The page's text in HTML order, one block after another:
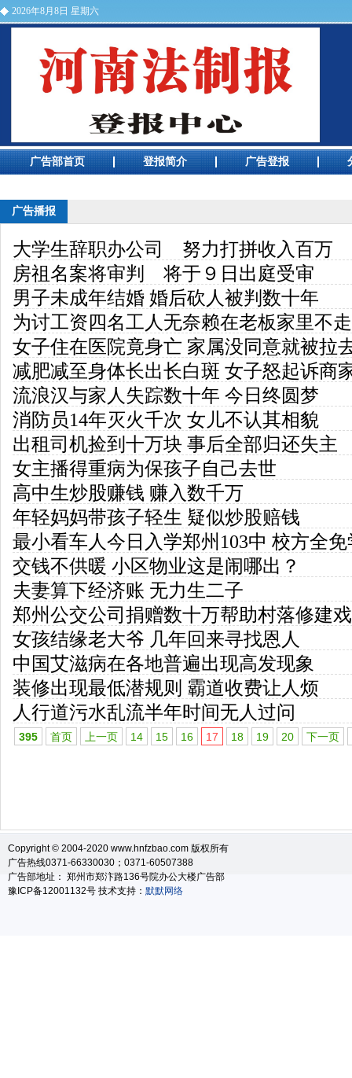
2026年8月8日 星期六
河南法制报电话
广告部首页 登报简介 广告登报
广告播报
大学生辞职办公司 努力打拼收入百万
房祖名案将审判 将于９日出庭受审
男子未成年结婚 婚后砍人被判数十年
为讨工资四名工人无奈赖在老板家里不走
女子住在医院竟身亡 家属没同意就被拉
减肥减至身体长出长白斑 女子怒起诉商
流浪汉与家人失踪数十年 今日终圆梦
消防员14年灭火千次 女儿不认其相貌
出租司机捡到十万块 事后全部归还失主
女主播得重病为保孩子自己去世
高中生炒股赚钱 赚入数千万
年轻妈妈带孩子轻生 疑似炒股赔钱
最小看车人今日入学郑州103中 校方全
交钱不供暖 小区物业这是闹哪出？
夫妻算下经济账 无力生二子
郑州公交公司捐赠数十万帮助村落修建
女孩结缘老大爷 几年回来寻找恩人
中国艾滋病在各地普遍出现高发现象
装修出现最低潜规则 霸道收费让人烦
人行道污水乱流半年时间无人过问
395 首页 上一页 14 15 16 17 18 19 20 下一页
Copyright © 2004-2020 www.hnfzbao.com 版权所有
广告热线0371-66330030；0371-60507388
广告部地址： 郑州市郑汴路136号院办公大楼广告部
豫ICP备12001132号 技术支持： 默默网络